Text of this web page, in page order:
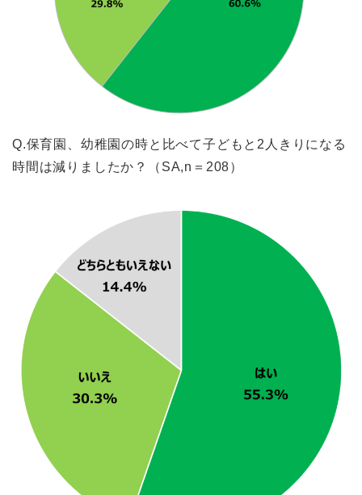
Q.保育園、幼稚園の時と比べて子どもと2人きりになる
時間は減りましたか？（SA,n＝208）